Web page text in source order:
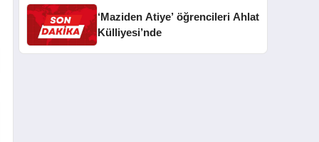
‘Maziden Atiye’ öğrencileri Ahlat
Külliyesi’nde